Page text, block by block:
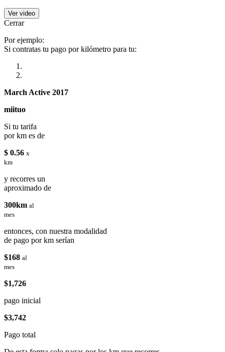
Ver video
Cerrar
Por ejemplo:
Si contratas tu pago por kilómetro para tu:
March Active 2017
miituo
Si tu tarifa
por km es de
$ 0.56 x
km
y recorres un
aproximado de
300km al
mes
entonces, con nuestra modalidad
de pago por km serían
$168 al
mes
$1,726
pago inicial
$3,742
Pago total